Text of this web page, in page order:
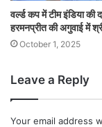
वर्ल्ड कप में टीम इंडिया
हरमनप्रीत की अगुवाई में
October 1, 2025
Leave a Reply
Your email address